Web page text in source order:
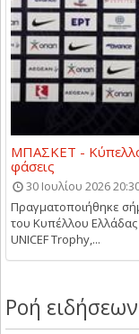
ΜΠΑΣΚΕΤ -
φάσεις
30 Ιουλίου 2026
Πραγματοποιήθηκε
του Κυπέλλου
UNICEF Trophy,...
Ροή ειδήσεων